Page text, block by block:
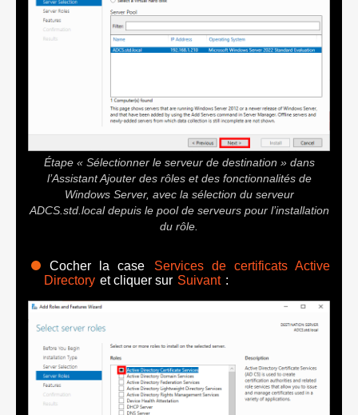
Étape « Sélectionner le serveur de destination » dans
l’Assistant Ajouter des rôles et des fonctionnalités de
Windows Server, avec la sélection du serveur
ADCS.std.local depuis le pool de serveurs pour l’installation
du rôle.
Cocher la case
Services de certificats Active
Directory et cliquer sur Suivant :